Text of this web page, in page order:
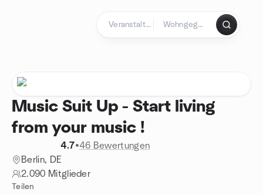
Music Suit Up - Start living
from your music !
4.7•46 Bewertungen
Berlin, DE
2.090 Mitglieder
Teilen